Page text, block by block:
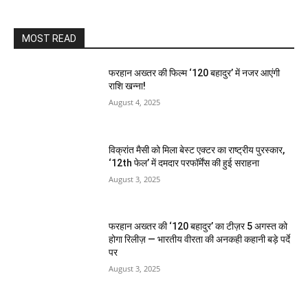
MOST READ
फरहान अख्तर की फिल्म ‘120 बहादुर’ में नजर आएंगी
राशि खन्ना!
August 4, 2025
विक्रांत मैसी को मिला बेस्ट एक्टर का राष्ट्रीय पुरस्कार,
‘12th फेल’ में दमदार परफॉर्मेंस की हुई सराहना
August 3, 2025
फरहान अख्तर की ‘120 बहादुर’ का टीज़र 5 अगस्त को
होगा रिलीज़ — भारतीय वीरता की अनकही कहानी बड़े पर्दे
पर
August 3, 2025